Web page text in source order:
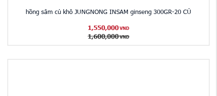
hồng sâm củ khô JUNGNONG INSAM ginseng 300GR-20 CỦ
1,550,000 VND
1,600,000 VND